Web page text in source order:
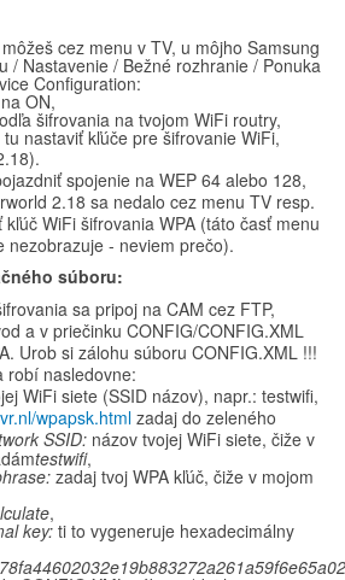
cez menu v TV, u môjho Samsung
/ Nastavenie / Bežné rozhranie / Ponuka
Configuration:
ON,
šifrovania na tvojom WiFi routry,
nastaviť kľúče pre šifrovanie WiFi,
spojenie na WEP 64 alebo 128,
2.18 sa nedalo cez menu TV resp.
WiFi šifrovania WPA (táto časť menu
nezobrazuje - neviem prečo).
súboru:
sa pripoj na CAM cez FTP,
a v priečinku CONFIG/CONFIG.XML
Urob si zálohu súboru CONFIG.XML !!!
robí nasledovne:
WiFi siete (SSID názov), napr.: testwifi,
wpapsk.htmlzadaj do zeleného
SSID: názov tvojej WiFi siete, čiže v
testwifi,
zadaj tvoj WPA kľúč, čiže v mojom
,
key: ti to vygeneruje hexadecimálny